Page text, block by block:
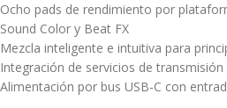
Ocho pads de rendimiento por
Sound Color y Beat FX
Mezcla inteligente e intuitiva para
Integración de servicios de transmisión
Alimentación por bus USB-C con